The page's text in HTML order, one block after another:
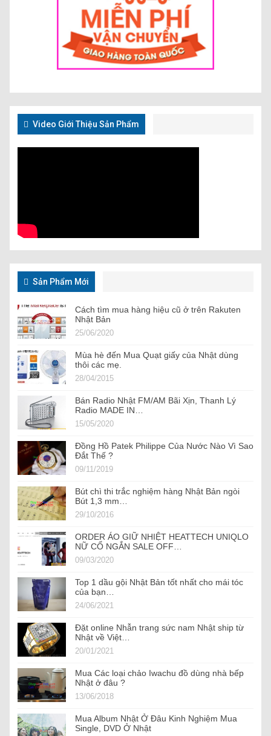
Video Giới Thiệu Sản Phẩm
Sản Phẩm Mới
Cách tìm mua hàng hiệu cũ ở trên Rakuten
Nhật Bản
25/06/2020
Mùa hè đến Mua Quạt giấy của Nhật dùng
thôi các mẹ.
28/04/2015
Bán Radio Nhật FM/AM Bãi Xịn, Thanh Lý
Radio MADE IN…
15/05/2020
Đồng Hồ Patek Philippe Của Nước Nào Vì Sao
Đắt Thế ?
09/11/2019
Bút chì thi trắc nghiệm hàng Nhật Bản ngòi
Bút 1,3 mm…
29/10/2016
ORDER ÁO GIỮ NHIỆT HEATTECH UNIQLO
NỮ CỔ NGẮN SALE OFF…
09/03/2020
Top 1 dầu gội Nhật Bản tốt nhất cho mái tóc
của bạn…
24/06/2021
Đặt online Nhẫn trang sức nam Nhật ship từ
Nhật về Việt…
20/01/2021
Mua Các loại chảo Iwachu đồ dùng nhà bếp
Nhật ở đâu ?
13/06/2018
Mua Album Nhật Ở Đâu Kinh Nghiệm Mua
Single, DVD Ở Nhật